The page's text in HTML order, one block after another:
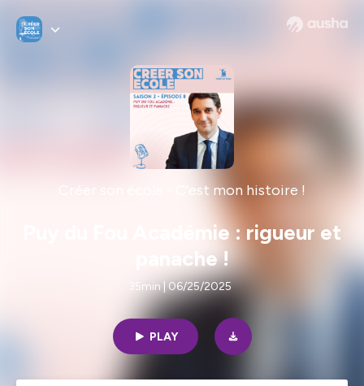
Créer son école - C'est mon histoire !
Puy du Fou Académie : rigueur et
panache !
35min | 06/25/2025
PLAY